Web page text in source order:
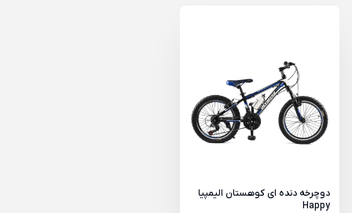
دوچرخه دنده ای کوهستان الیمپیا
Happy